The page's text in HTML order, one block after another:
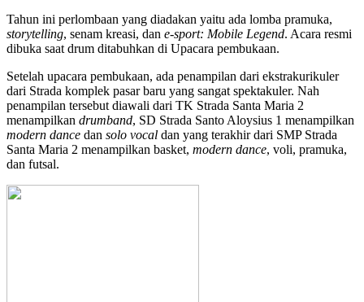
Tahun ini perlombaan yang diadakan yaitu ada lomba pramuka,
storytelling, senam kreasi, dan e-sport: Mobile Legend. Acara resmi
dibuka saat drum ditabuhkan di Upacara pembukaan.
Setelah upacara pembukaan, ada penampilan dari ekstrakurikuler
dari Strada komplek pasar baru yang sangat spektakuler. Nah
penampilan tersebut diawali dari TK Strada Santa Maria 2
menampilkan drumband, SD Strada Santo Aloysius 1 menampilkan
modern dance dan solo vocal dan yang terakhir dari SMP Strada
Santa Maria 2 menampilkan basket, modern dance, voli, pramuka,
dan futsal.